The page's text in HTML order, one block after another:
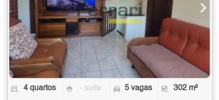
4 quartos - suíte 5 vagas 302 m²